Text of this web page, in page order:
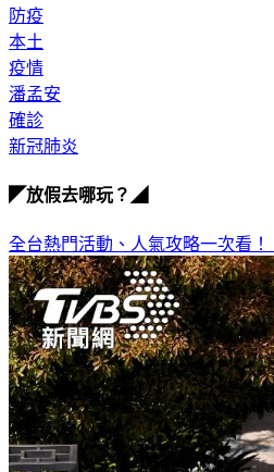
防疫
本土
疫情
潘孟安
確診
新冠肺炎
◤放假去哪玩？◢
全台熱門活動、人氣攻略一次看！